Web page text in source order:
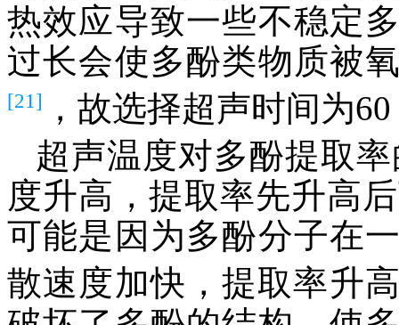
热效应导致一些不稳定
过长会使多酚类物质被
[21]
，故选择超声时间为
超声温度对多酚提取
度升高，提取率先升高
可能是因为多酚分子在
散速度加快，提取率升